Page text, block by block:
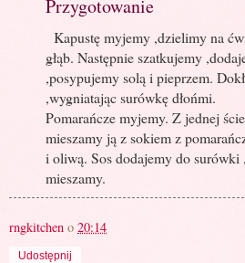
Przygotowanie
Kapustę myjemy ,dzielimy na
głąb. Następnie szatkujemy
,posypujemy solą i pieprzem.
,wygniatając surówkę dłońmi.
Pomarańcze myjemy. Z jednej
mieszamy ją z sokiem z
i oliwą. Sos dodajemy do surówki
mieszamy.
rngkitchen o 20:14
Udostępnij